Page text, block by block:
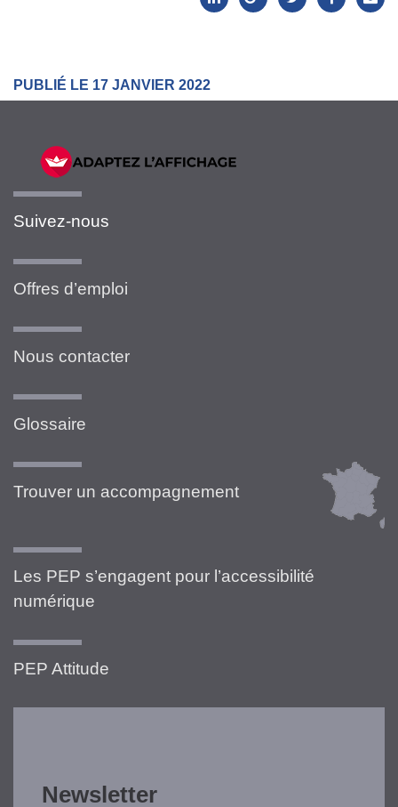
PUBLIÉ LE 17 JANVIER 2022
Suivez-nous
Offres d’emploi
Nous contacter
Glossaire
Trouver un accompagnement
Les PEP s’engagent pour l’accessibilité
numérique
PEP Attitude
Newsletter